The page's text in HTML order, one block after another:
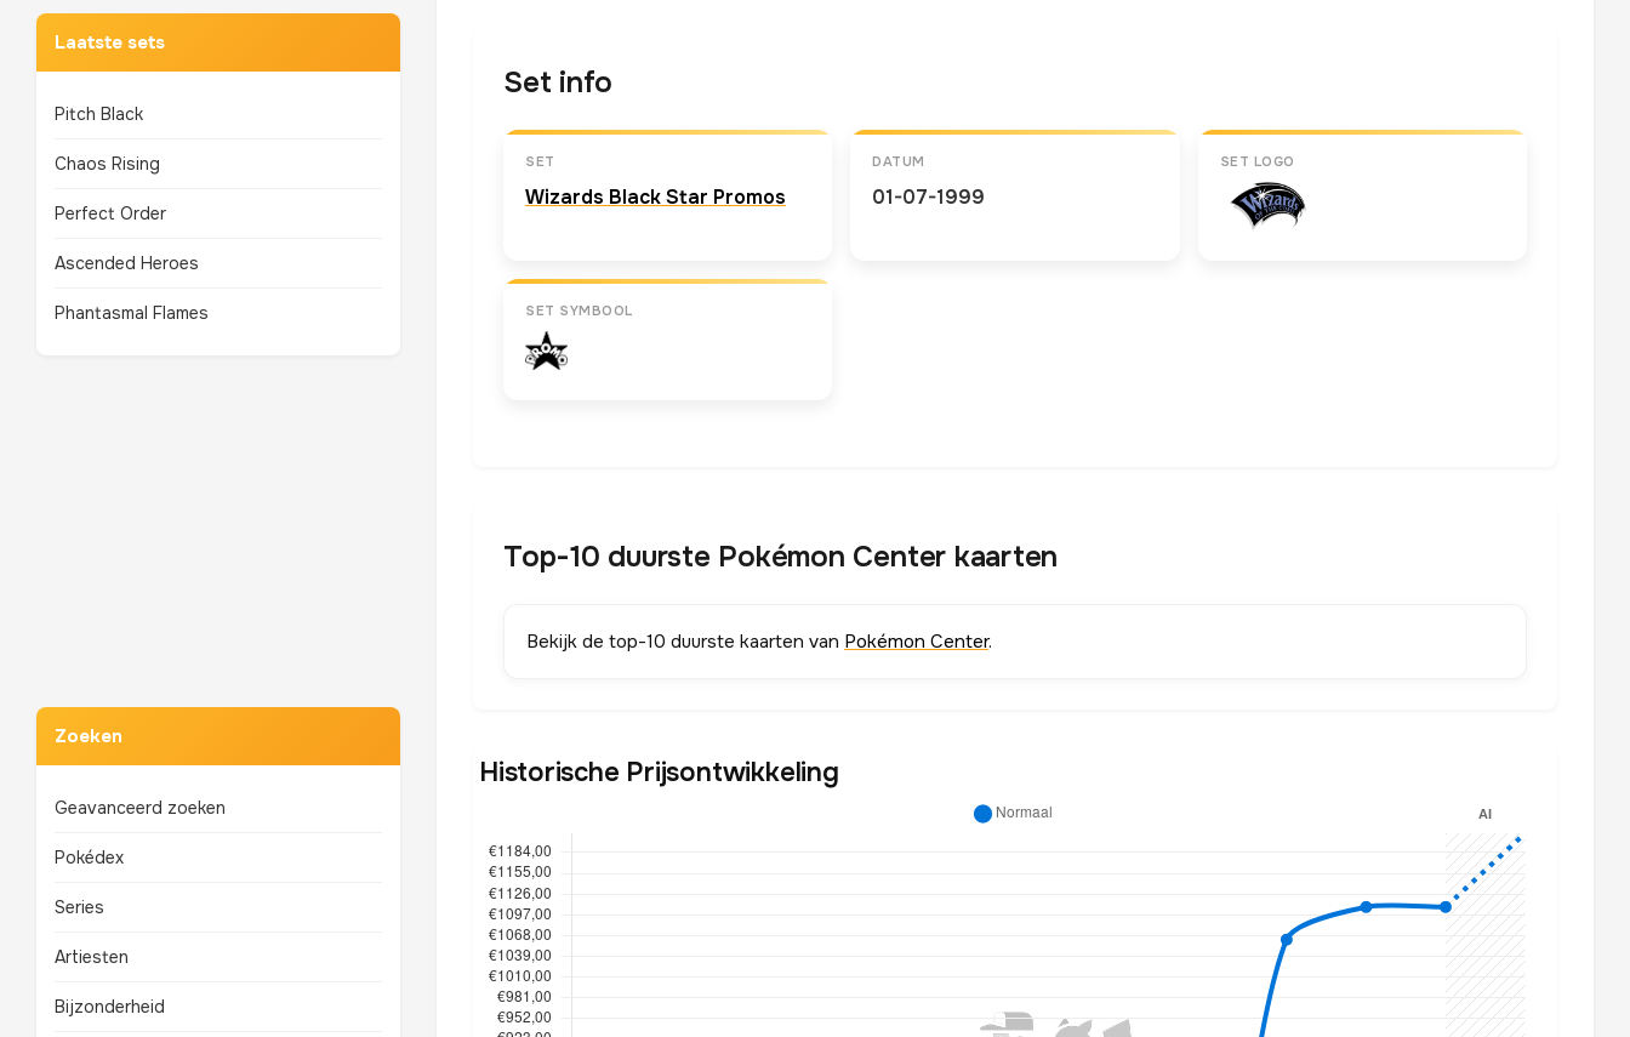
TOP 10 POKEMON
Laatste sets
Pitch Black
Chaos Rising
Perfect Order
Ascended Heroes
Phantasmal Flames
Zoeken
Geavanceerd zoeken
Pokédex
Series
Artiesten
Bijzonderheid
Set info
SET
Wizards Black Star Promos
DATUM
01-07-1999
SET LOGO
SET SYMBOOL
Top-10 duurste Pokémon Center kaarten
Bekijk de top-10 duurste kaarten van Pokémon Center.
Historische Prijsontwikkeling